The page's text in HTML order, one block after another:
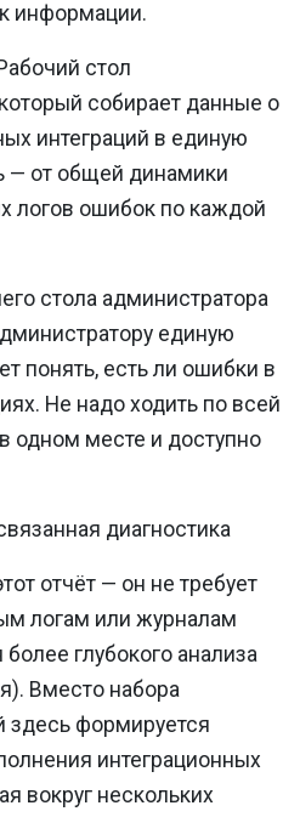
информации.
стол
собирает данные о
интеграций в единую
— от общей динамики
логов ошибок по каждой
стола администратора
единую
понять, есть ли ошибки в
Не надо ходить по всей
одном месте и доступно
диагностика
отчёт — он не требует
логам или журналам
глубокого анализа
Вместо набора
здесь формируется
интеграционных
вокруг нескольких